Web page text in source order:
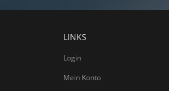
LINKS
Login
Mein Konto